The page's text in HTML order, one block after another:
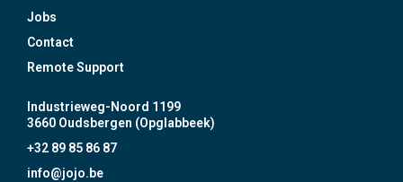
Jobs
Contact
Remote Support
Industrieweg-Noord 1199
3660 Oudsbergen (Opglabbeek)
+32 89 85 86 87
info@jojo.be